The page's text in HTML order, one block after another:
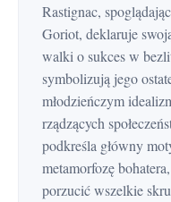
Rastignac, spoglądając na Paryż po pogrzebie ojca
Goriot, deklaruje
walki o sukces w
symbolizują jego
młodzieńczym
rządzących
podkreśla główny
metamorfozę
porzucić wszelkie